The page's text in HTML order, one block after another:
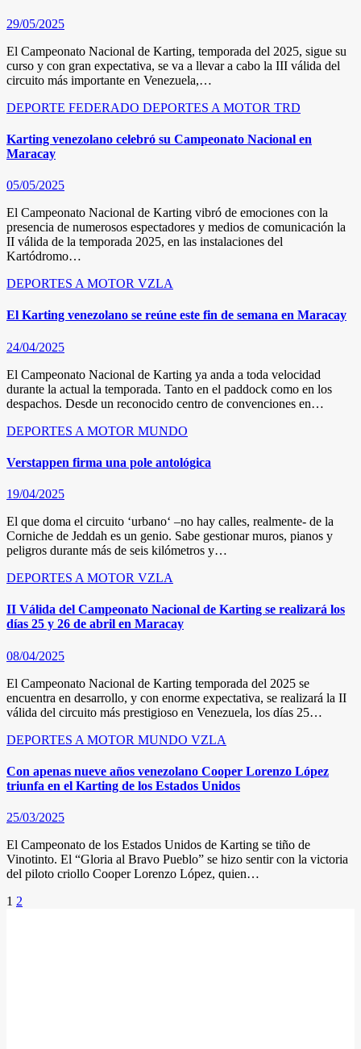
29/05/2025
El Campeonato Nacional de Karting, temporada del 2025, sigue su
curso y con gran expectativa, se va a llevar a cabo la III válida del
circuito más importante en Venezuela,…
DEPORTE FEDERADO DEPORTES A MOTOR TRD
Karting venezolano celebró su Campeonato Nacional en
Maracay
05/05/2025
El Campeonato Nacional de Karting vibró de emociones con la
presencia de numerosos espectadores y medios de comunicación la
II válida de la temporada 2025, en las instalaciones del
Kartódromo…
DEPORTES A MOTOR VZLA
El Karting venezolano se reúne este fin de semana en Maracay
24/04/2025
El Campeonato Nacional de Karting ya anda a toda velocidad
durante la actual la temporada. Tanto en el paddock como en los
despachos. Desde un reconocido centro de convenciones en…
DEPORTES A MOTOR MUNDO
Verstappen firma una pole antológica
19/04/2025
El que doma el circuito ‘urbano‘ –no hay calles, realmente- de la
Corniche de Jeddah es un genio. Sabe gestionar muros, pianos y
peligros durante más de seis kilómetros y…
DEPORTES A MOTOR VZLA
II Válida del Campeonato Nacional de Karting se realizará los
días 25 y 26 de abril en Maracay
08/04/2025
El Campeonato Nacional de Karting temporada del 2025 se
encuentra en desarrollo, y con enorme expectativa, se realizará la II
válida del circuito más prestigioso en Venezuela, los días 25…
DEPORTES A MOTOR MUNDO VZLA
Con apenas nueve años venezolano Cooper Lorenzo López
triunfa en el Karting de los Estados Unidos
25/03/2025
El Campeonato de los Estados Unidos de Karting se tiño de
Vinotinto. El “Gloria al Bravo Pueblo” se hizo sentir con la victoria
del piloto criollo Cooper Lorenzo López, quien…
Posts
1 2